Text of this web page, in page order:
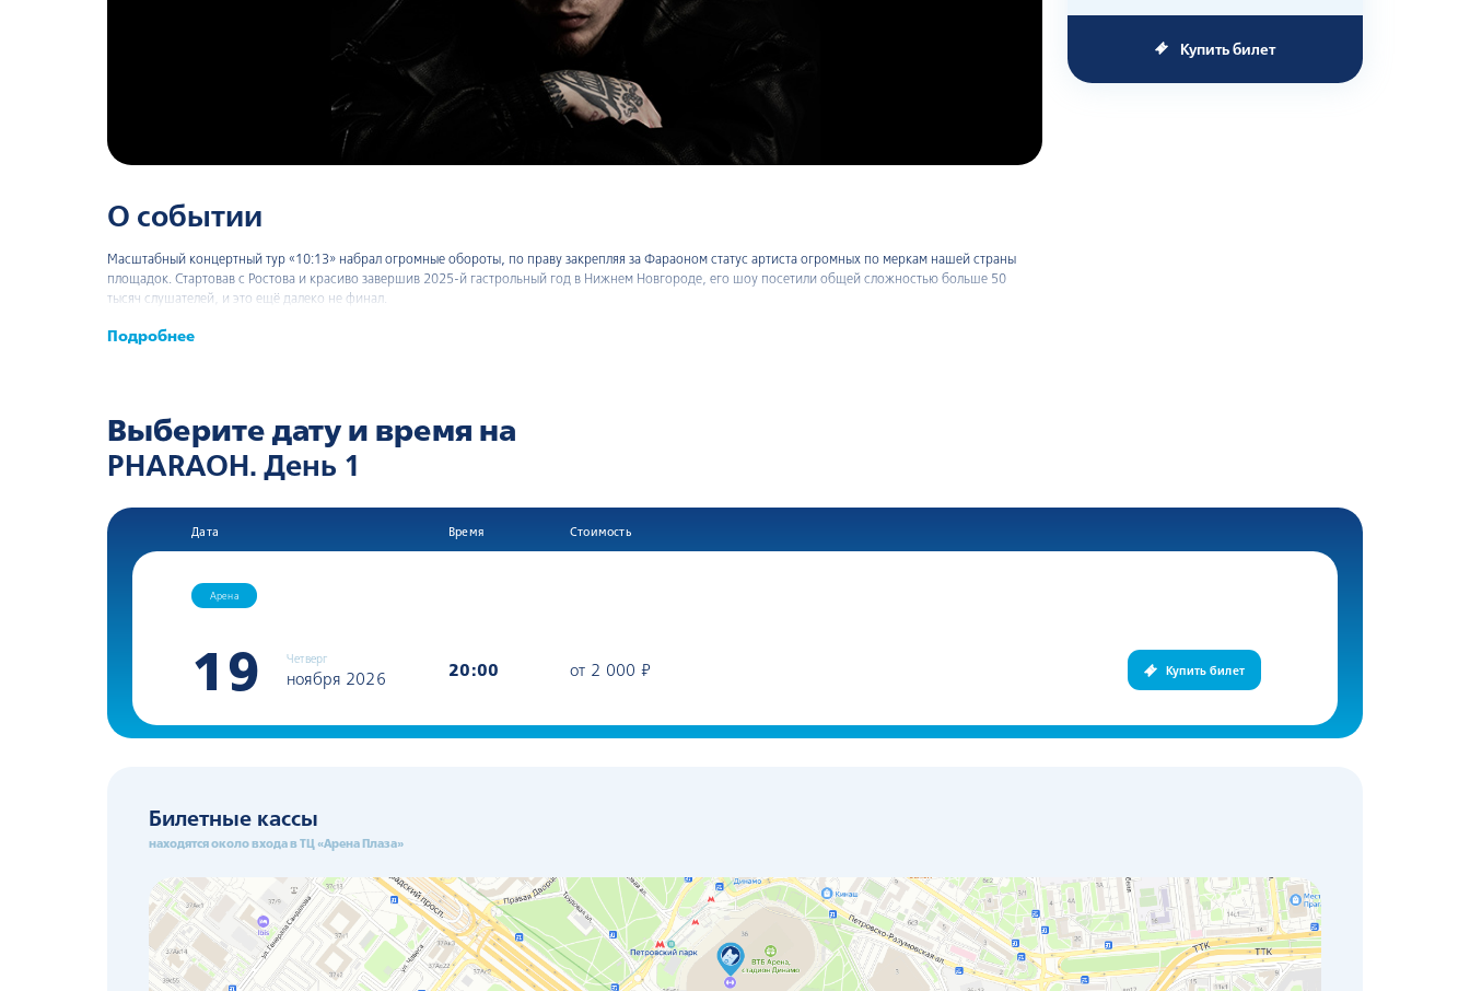
О событии
Масштабный концертный тур «10:13» набрал огромные обороты, по праву закрепляя за Фараоном статус артиста огромных по меркам нашей страны
площадок. Стартовав с Ростова и красиво завершив 2025-й гастрольный год в Нижнем Новгороде, его шоу посетили общей сложностью больше 50
тысяч слушателей, и это ещё далеко не финал.
Подробнее
Купить билет
Выберите дату и время на
PHARAOH. День 1
Дата Время Стоимость
Арена
19 Четверг
ноября 2026 20:00 от 2 000 ₽ Купить билет
Билетные кассы
находятся около входа в ТЦ «Арена Плаза»